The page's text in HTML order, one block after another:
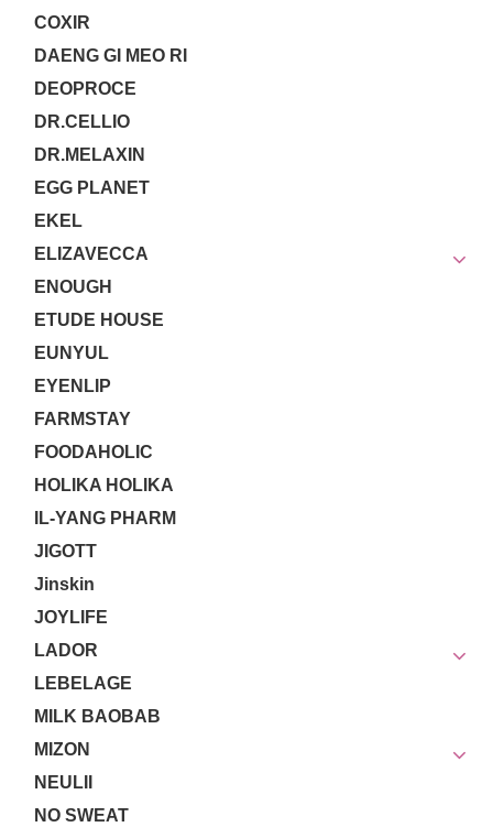
COXIR
DAENG GI MEO RI
DEOPROCE
DR.CELLIO
DR.MELAXIN
EGG PLANET
EKEL
ELIZAVECCA
ENOUGH
ETUDE HOUSE
EUNYUL
EYENLIP
FARMSTAY
FOODAHOLIC
HOLIKA HOLIKA
IL-YANG PHARM
JIGOTT
Jinskin
JOYLIFE
LADOR
LEBELAGE
MILK BAOBAB
MIZON
NEULII
NO SWEAT